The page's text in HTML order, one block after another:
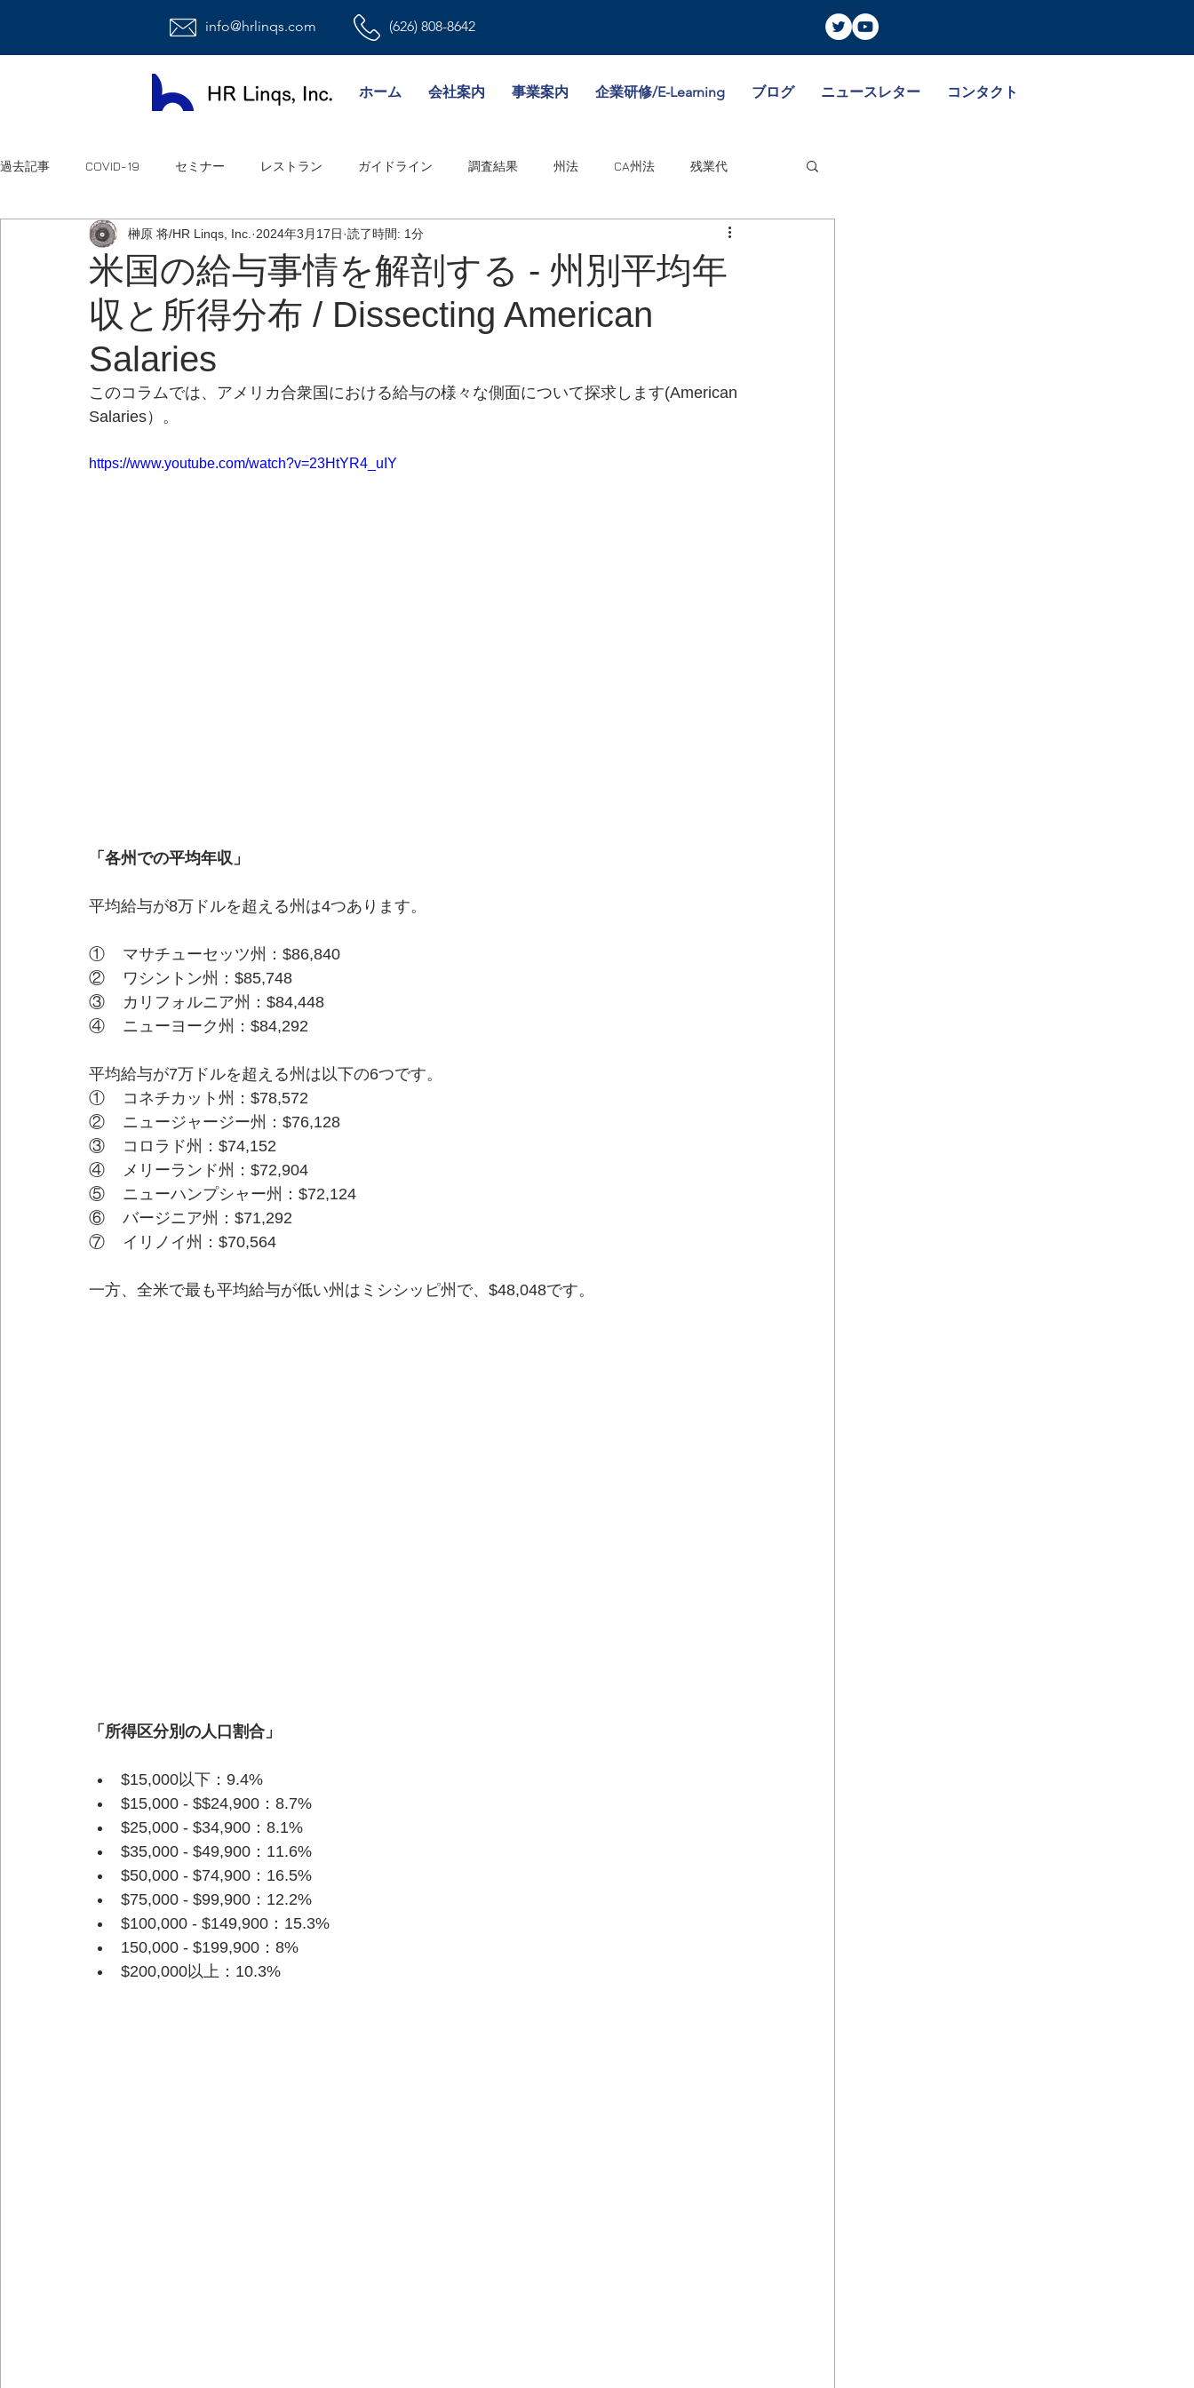
info@hrlinqs.com (626) 808-8642
ホーム 会社案内 事業案内 企業研修/E-Learning ブログ ニュースレター コンタクト
過去記事 COVID-19 セミナー レストラン ガイドライン 調査結果 州法 CA州法 残業代
時給社員/月給社員 最低賃金 給与 福利厚生 就業規則
ハラスメント 雇用 連邦法 退職金 職場環境 WA州法 ビザ 失業保険
米国の給与事情を解剖する - 州別平均年
収と所得分布 / Dissecting American
Salaries
榊原 将/HR Linqs, Inc. 2024年3月17日 読了時間: 1分
このコラムでは、アメリカ合衆国における給与の様々な側面について探求します(American
Salaries）。
https://www.youtube.com/watch?v=23HtYR4_uIY
「各州での平均年収」
平均給与が8万ドルを超える州は4つあります。
①    マサチューセッツ州：$86,840
②    ワシントン州：$85,748
③    カリフォルニア州：$84,448
④    ニューヨーク州：$84,292
平均給与が7万ドルを超える州は以下の6つです。
①    コネチカット州：$78,572
②    ニュージャージー州：$76,128
③    コロラド州：$74,152
④    メリーランド州：$72,904
⑤    ニューハンプシャー州：$72,124
⑥    バージニア州：$71,292
⑦    イリノイ州：$70,564
一方、全米で最も平均給与が低い州はミシシッピ州で、$48,048です。
「所得区分別の人口割合」
$15,000以下：9.4%
$15,000 - $$24,900：8.7%
$25,000 - $34,900：8.1%
$35,000 - $49,900：11.6%
$50,000 - $74,900：16.5%
$75,000 - $99,900：12.2%
$100,000 - $149,900：15.3%
150,000 - $199,900：8%
$200,000以上：10.3%